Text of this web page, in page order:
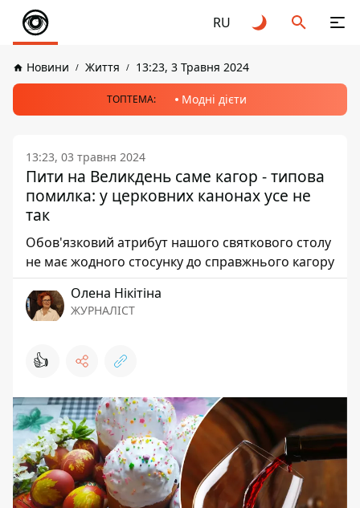
RU
Новини Життя 13:23, 3 Травня 2024
ТОПТЕМА: Модні дієти
13:23, 03 травня 2024
Пити на Великдень саме кагор - типова
помилка: у церковних канонах усе не
так
Обов'язковий атрибут нашого святкового столу
не має жодного стосунку до справжнього кагору
Олена Нікітіна
ЖУРНАЛІСТ
👍